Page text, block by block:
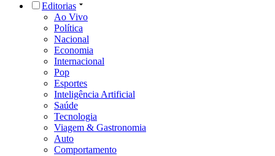
Editorias
Ao Vivo
Política
Nacional
Economia
Internacional
Pop
Esportes
Inteligência Artificial
Saúde
Tecnologia
Viagem & Gastronomia
Auto
Comportamento